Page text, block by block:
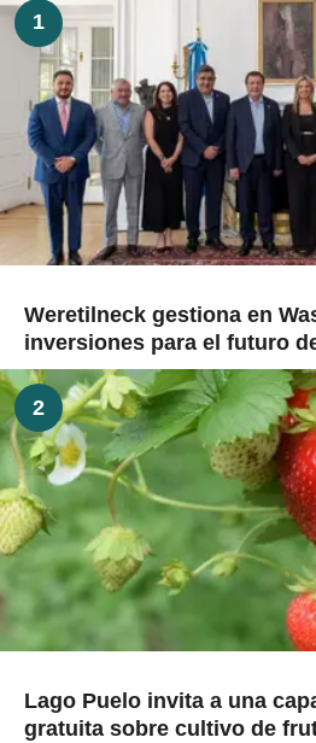
1
Weretilneck gestiona en
inversiones para el futuro
2
Lago Puelo invita a una
gratuita sobre cultivo de